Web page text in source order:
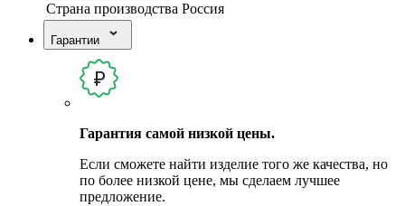
Страна производства Россия
Гарантии
Гарантия самой низкой цены.
Если сможете найти изделие того же качества, но
по более низкой цене, мы сделаем лучшее
предложение.